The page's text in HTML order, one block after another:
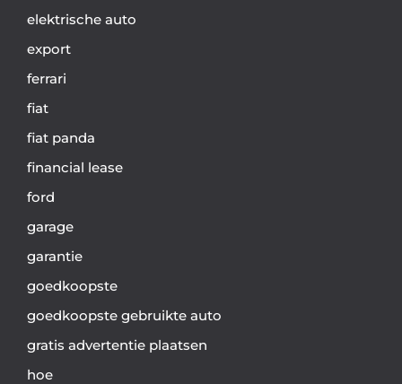
elektrische auto
export
ferrari
fiat
fiat panda
financial lease
ford
garage
garantie
goedkoopste
goedkoopste gebruikte auto
gratis advertentie plaatsen
hoe